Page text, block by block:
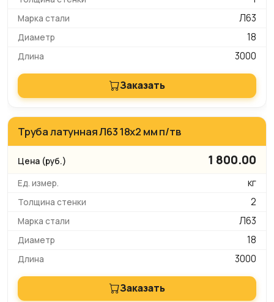
Л63
18
3000
Заказать
Труба латунная Л63 18х2 мм п/тв
1 800.00
кг
2
Л63
18
3000
Заказать